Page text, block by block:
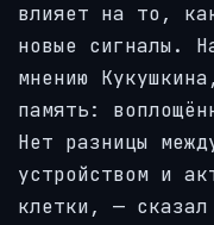
влияет на то,
новые сигналы.
мнению
память:
Нет разницы
устройством и
клетки, —